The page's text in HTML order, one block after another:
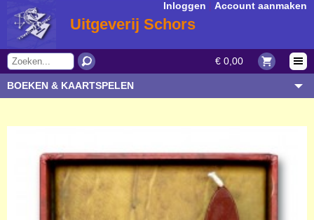
€ 0,00
Inloggen Account aanmaken
Uitgeverij Schors
BOEKEN & KAARTSPELEN
BESTELLEN